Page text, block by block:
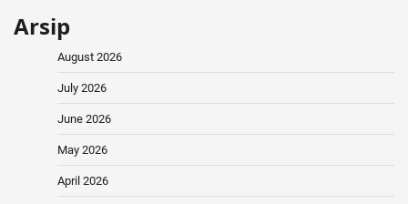
Arsip
August 2026
July 2026
June 2026
May 2026
April 2026